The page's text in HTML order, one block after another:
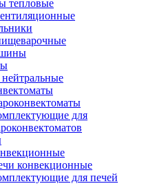
тепловые
для
конвекционные
для печей